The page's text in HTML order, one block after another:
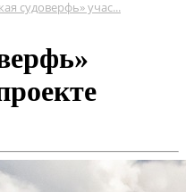
судоверфь» учас...